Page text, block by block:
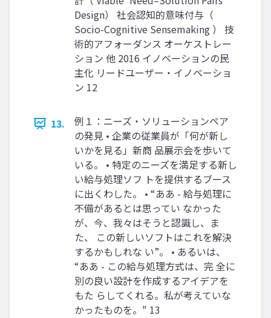
Design） 社会認知的意味付与（
Socio-Cognitive Sensemaking ） 技
術的アフォーダンス オーケストレー
ション 他 2016 イノベーションの民
主化 リードユーザー・イノベーショ
ン 12
13.
例１：ニーズ・ソリューションペア
の発見 • 企業の従業員が「何が新し
いかを見る」新商 品展示会を歩いて
いる。 • 特定のニーズを満足する新し
い給与処理ソフ トを提供するブース
に出くわした。 • “ああ - 給与処理に
不備があるとは思ってい なかった
が、今、我々はそうと認識し、ま
た、 この新しいソフトはこれを解決
するかもしれな い”。 • あるいは、
“ああ - この給与処理方式は、完 全に
別の良い設計を作成するアイデアを
もた らしてくれる。私が考えていな
かったものを。" 13